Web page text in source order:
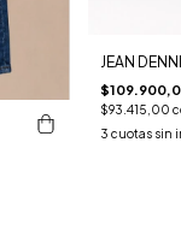
JEAN
$93.415,00
3 cuotas sin